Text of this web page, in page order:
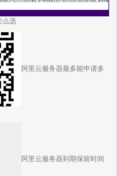
么选
阿里云服务器最多能申请多
阿里云服务器到期保留时间